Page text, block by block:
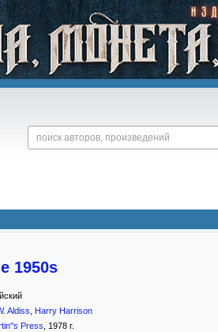
1950s
Aldiss
Harry Harrison
Press 1978 г.